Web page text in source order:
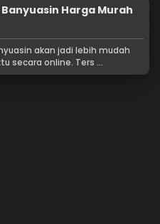
Harga Murah
akan jadi lebih mudah
secara online. Ters ...